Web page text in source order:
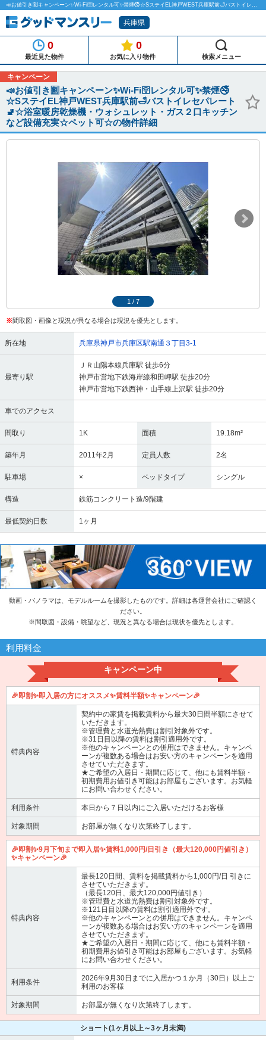
📣お値引き🈹キャンペーン✨Wi-Fi🛜レンタル可✨禁煙🚭☆SステイEL神戸WEST兵庫駅前🛁バストイレセパレート🚽☆浴室暖房乾燥機・ウォシュレット・ガス２口キッチンなど設備充実☆ペット可☆のマンスリーマンション物件詳細「グッドマンスリー」
兵庫県
0
最近見た物件
0
お気に入り物件 検索メニュー
キャンペーン
📣お値引き🈹キャンペーン✨Wi-Fi🛜レンタル可✨禁煙🚭
☆SステイEL神戸WEST兵庫駅前🛁バストイレセパレート
🚽☆浴室暖房乾燥機・ウォシュレット・ガス２口キッチン
など設備充実☆ペット可☆の物件詳細
1 / 7
※間取図・画像と現況が異なる場合は現況を優先とします。
所在地 兵庫県神戸市兵庫区駅南通３丁目3-1
最寄り駅
ＪＲ山陽本線兵庫駅 徒歩6分
神戸市営地下鉄海岸線和田岬駅 徒歩20分
神戸市営地下鉄西神・山手線上沢駅 徒歩20分
車でのアクセス
間取り 1K 面積 19.18m²
築年月 2011年2月 定員人数 2名
駐車場 × ベッドタイプ シングル
構造 鉄筋コンクリート造/9階建
最低契約日数 1ヶ月
動画・パノラマは、モデルルームを撮影したものです。詳細は各運営会社にご確認く
ださい。
※間取図・設備・眺望など、現況と異なる場合は現状を優先とします。
利用料金
キャンペーン中
🎉即割✨即入居の方にオススメ✨賃料半額✨キャンペーン🎉
特典内容
契約中の家賃を掲載賃料から最大30日間半額にさせて
いただきます。
※管理費と水道光熱費は割引対象外です。
※31日目以降の賃料は割引適用外です。
※他のキャンペーンとの併用はできません。キャンペ
ーンが複数ある場合はお安い方のキャンペーンを適用
させていただきます。
★ご希望の入居日・期間に応じて、他にも賃料半額・
初期費用お値引き可能はお部屋もございます。お気軽
にお問い合わせください。
利用条件 本日から７日以内にご入居いただけるお客様
対象期間 お部屋が無くなり次第終了します。
🎉即割✨9月下旬まで即入居✨賃料1,000円/日引き（最大120,000円値引き）
✨キャンペーン🎉
特典内容
最長120日間、賃料を掲載賃料から1,000円/日 引きに
させていただきます。
（最長120日、最大120,000円値引き）
※管理費と水道光熱費は割引対象外です。
※121日目以降の賃料は割引適用外です。
※他のキャンペーンとの併用はできません。キャンペ
ーンが複数ある場合はお安い方のキャンペーンを適用
させていただきます。
★ご希望の入居日・期間に応じて、他にも賃料半額・
初期費用お値引き可能はお部屋もございます。お気軽
にお問い合わせください。
利用条件
2026年9月30日までに入居かつ１か月（30日）以上ご
利用のお客様
対象期間 お部屋が無くなり次第終了します。
ショート(1ヶ月以上～3ヶ月未満)